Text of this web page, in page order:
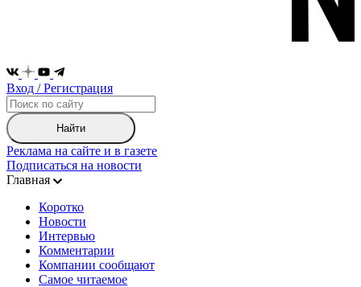
Вход / Регистрация
Найти
Реклама на сайте и в газете
Подписаться на новости
Главная
Коротко
Новости
Интервью
Комментарии
Компании сообщают
Самое читаемое